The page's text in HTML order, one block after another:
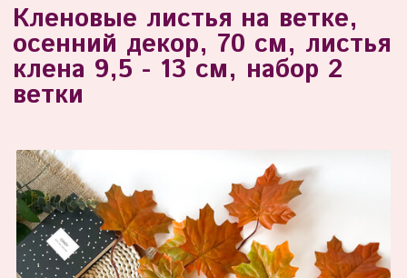
Кленовые листья на ветке,
осенний декор, 70 см, листья
клена 9,5 - 13 см, набор 2
ветки